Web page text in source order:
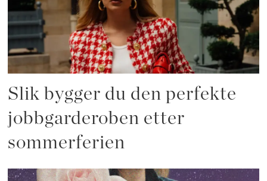
Slik bygger du den perfekte
jobbgarderoben etter
sommerferien